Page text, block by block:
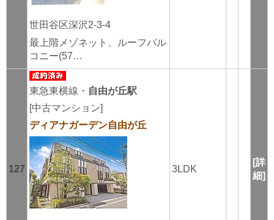
世田谷区深沢2-3-4
最上階メゾネット、ルーフバル
コニー(57…
127
東急東横線・ 自由が丘駅
[中古マンション]
ディアナガーデン自由が丘
3LDK
[詳
細]